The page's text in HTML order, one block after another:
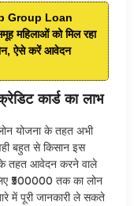
Group Loan
महिलाओं को मिल रहा
ऐसे करें आवेदन
कार्ड का लाभ
योजना के तहत अभी
बहुत से किसान इस
तहत आवेदन करने वाले
₹500000 तक का लोन
में पूरी जानकारी ले सकते